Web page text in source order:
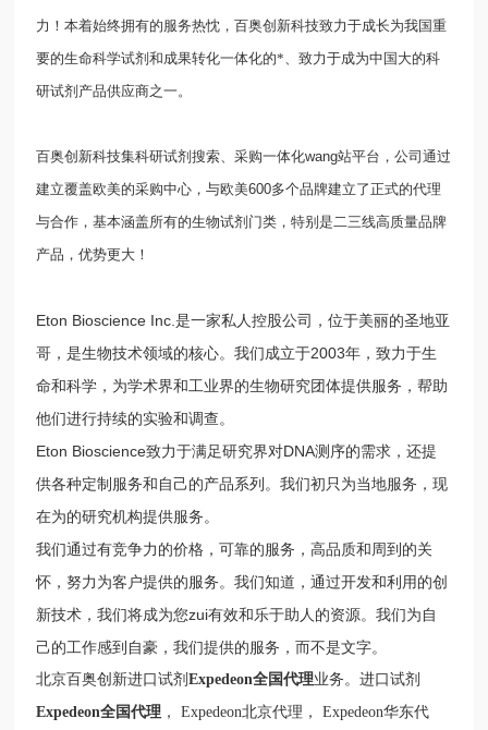
力！本着始终拥有的服务热忱，百奥创新科技致力于成长为我国重
要的生命科学试剂和成果转化一体化的*、致力于成为中国大的科
研试剂产品供应商之一。
百奥创新科技集科研试剂搜索、采购一体化wang站平台，公司通过
建立覆盖欧美的采购中心，与欧美600多个品牌建立了正式的代理
与合作，基本涵盖所有的生物试剂门类，特别是二三线高质量品牌
产品，优势更大！
Eton Bioscience Inc.是一家私人控股公司，位于美丽的圣地亚
哥，是生物技术领域的核心。我们成立于2003年，致力于生
命和科学，为学术界和工业界的生物研究团体提供服务，帮助
他们进行持续的实验和调查。
Eton Bioscience致力于满足研究界对DNA测序的需求，还提
供各种定制服务和自己的产品系列。我们初只为当地服务，现
在为的研究机构提供服务。
我们通过有竞争力的价格，可靠的服务，高品质和周到的关
怀，努力为客户提供的服务。我们知道，通过开发和利用的创
新技术，我们将成为您zui有效和乐于助人的资源。我们为自
己的工作感到自豪，我们提供的服务，而不是文字。
北京百奥创新进口试剂Expedeon全国代理业务 。进口试剂
Expedeon全国代理 ， Expedeon北京代理， Expedeon华东代